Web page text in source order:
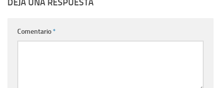
DEJA UNA RESPUESTA
Comentario*